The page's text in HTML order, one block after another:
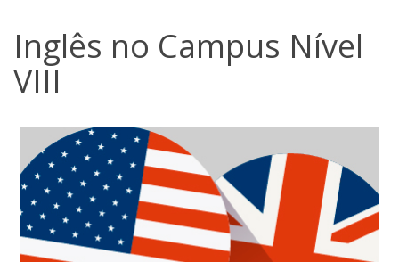
Inglês no Campus Nível
VIII